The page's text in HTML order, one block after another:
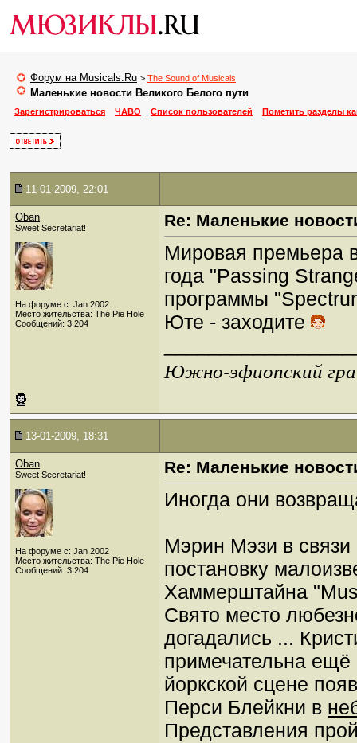
Форум на Musicals.Ru > The Sound of Musicals
Маленькие новости Великого Белого пути
Зарегистрироваться ЧАВО Список пользователей Пометить разделы
11-01-2009, 22:01
Oban
Sweet Secretariat!
На форуме с: Jan 2002
Место жительства: The Pie Hole
Сообщений: 3,204
Re: Маленькие
Мировая премьера
года "Passing
программы
Юте - заходите
Южно-эфиопский
13-01-2009, 18:31
Oban
Sweet Secretariat!
На форуме с: Jan 2002
Место жительства: The Pie Hole
Сообщений: 3,204
Re: Маленькие
Иногда они
Мэрин Мэзи в связи
постановку
Хаммерштайна
Свято место
догадались ...
примечательна ещё
йоркской сцене
Перси Блейкни в
Представления